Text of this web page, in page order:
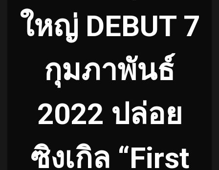
ใหญ่ DEBUT 7
กุมภาพันธ์
2022 ปล่อย
ซิงเกิล “First